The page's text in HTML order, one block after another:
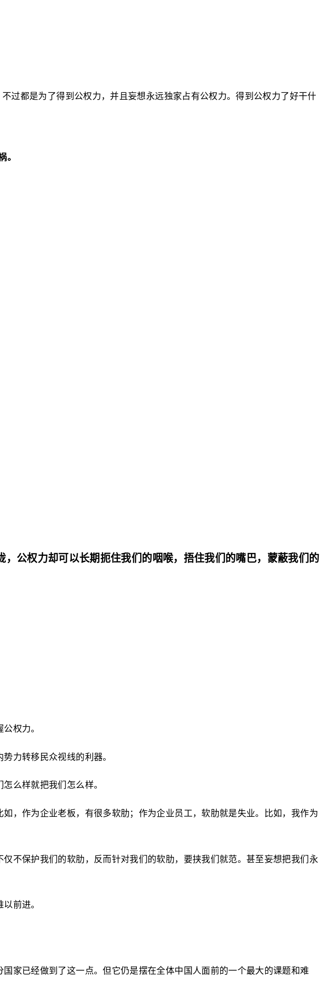
过都是为了得到公权力，并且妄想永远独家占有公权力。得到公权力了好干什
。
公权力却可以长期扼住我们的咽喉，捂住我们的嘴巴，蒙蔽我们的
权力。
力转移民众视线的利器。
么样就把我们怎么样。
，作为企业老板，有很多软肋；作为企业员工，软肋就是失业。比如，我作为
不保护我们的软肋，反而针对我们的软肋，要挟我们就范。甚至妄想把我们永
前进。
家已经做到了这一点。但它仍是摆在全体中国人面前的一个最大的课题和难